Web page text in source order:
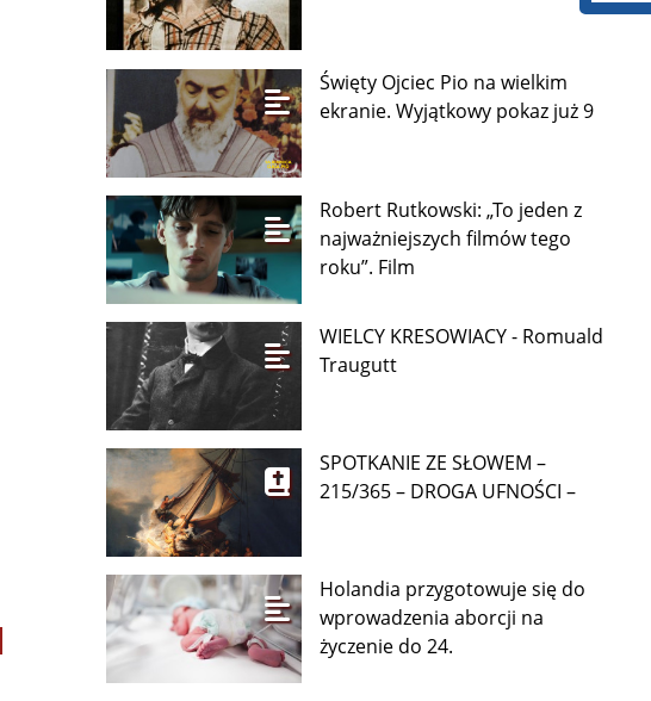
Święty Ojciec Pio na wielkim
ekranie. Wyjątkowy pokaz już 9
Robert Rutkowski: „To jeden z
najważniejszych filmów tego
roku”. Film
WIELCY KRESOWIACY - Romuald
Traugutt
SPOTKANIE ZE SŁOWEM –
215/365 – DROGA UFNOŚCI –
Holandia przygotowuje się do
wprowadzenia aborcji na
życzenie do 24.